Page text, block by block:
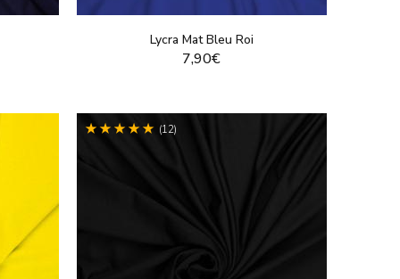
Lycra Mat Bleu Roi
7,90€
VOIR LE PRODUIT
(12)